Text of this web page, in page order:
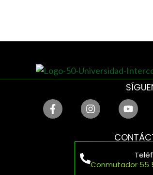
Conmutador 55